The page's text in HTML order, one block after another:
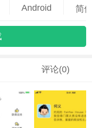
Android 简
评论(0)